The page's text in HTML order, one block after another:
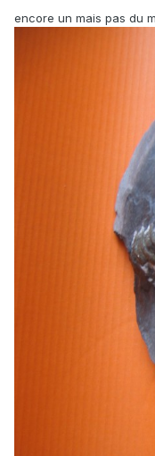
encore un mais pas du